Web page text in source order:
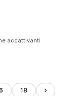
accattivanti
18